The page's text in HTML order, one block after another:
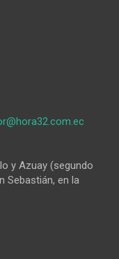
y Azuay (segundo
Sebastián, en la